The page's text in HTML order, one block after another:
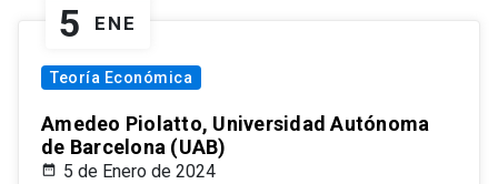
5 ENE
Teoría Económica
Amedeo Piolatto, Universidad Autónoma
de Barcelona (UAB)
5 de Enero de 2024